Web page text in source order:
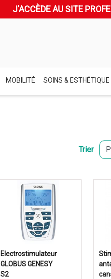
J'ACCÈDE AU SITE
MOBILITÉ SOINS & ESTHÉTIQUE
Trier
Electrostimulateur
GLOBUS GENESY
S2